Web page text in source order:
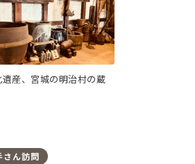
産、宮城の明治村の蔵
さん訪問